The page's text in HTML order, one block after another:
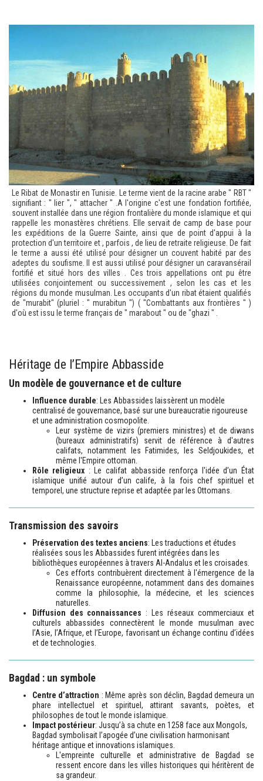
Le Ribat de Monastir en Tunisie. Le terme vient de la racine arabe " RBT "
signifiant : " lier ", " attacher " .A l'origine c'est une fondation fortifiée,
souvent installée dans une région frontalière du monde islamique et qui
rappelle les monastères chrétiens. Elle servait de camp de base pour
les expéditions de la Guerre Sainte, ainsi que de point d'appui à la
protection d'un territoire et , parfois , de lieu de retraite religieuse. De fait
le terme a aussi été utilisé pour désigner un couvent habité par des
adeptes du soufisme. Il est aussi utilisé pour désigner un caravansérail
fortifié et situé hors des villes . Ces trois appellations ont pu être
utilisées conjointement ou successivement , selon les cas et les
régions du monde musulman. Les occupants d'un ribat étaient qualifiés
de "murabit" (pluriel : " murabitun ") ( "Combattants aux frontières " )
d'où est issu le terme français de " marabout " ou de "ghazi " .
Héritage de l’Empire Abbasside
Un modèle de gouvernance et de culture
Influence durable: Les Abbassides laissèrent un modèle
centralisé de gouvernance, basé sur une bureaucratie rigoureuse
et une administration cosmopolite.
Leur système de vizirs (premiers ministres) et de diwans
(bureaux administratifs) servit de référence à d'autres
califats, notamment les Fatimides, les Seldjoukides, et
même l'Empire ottoman.
Rôle religieux : Le califat abbasside renforça l'idée d’un État
islamique unifié autour d’un calife, à la fois chef spirituel et
temporel, une structure reprise et adaptée par les Ottomans.
Transmission des savoirs
Préservation des textes anciens: Les traductions et études
réalisées sous les Abbassides furent intégrées dans les
bibliothèques européennes à travers Al-Andalus et les croisades.
Ces efforts contribuèrent directement à l'émergence de la
Renaissance européenne, notamment dans des domaines
comme la philosophie, la médecine, et les sciences
naturelles.
Diffusion des connaissances : Les réseaux commerciaux et
culturels abbassides connectèrent le monde musulman avec
l’Asie, l’Afrique, et l’Europe, favorisant un échange continu d’idées
et de technologies.
Bagdad : un symbole
Centre d’attraction : Même après son déclin, Bagdad demeura un
phare intellectuel et spirituel, attirant savants, poètes, et
philosophes de tout le monde islamique.
Impact postérieur: Jusqu’à sa chute en 1258 face aux Mongols,
Bagdad symbolisait l’apogée d’une civilisation harmonisant
héritage antique et innovations islamiques.
L'empreinte culturelle et administrative de Bagdad se
ressent encore dans les villes historiques qui héritèrent de
sa grandeur.